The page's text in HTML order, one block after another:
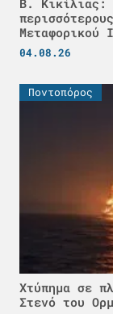
Β. Κικίλιας:
Μεταφορικού
04.08.26
Ποντοπόρος
Χτύπημα σε
Στενό του